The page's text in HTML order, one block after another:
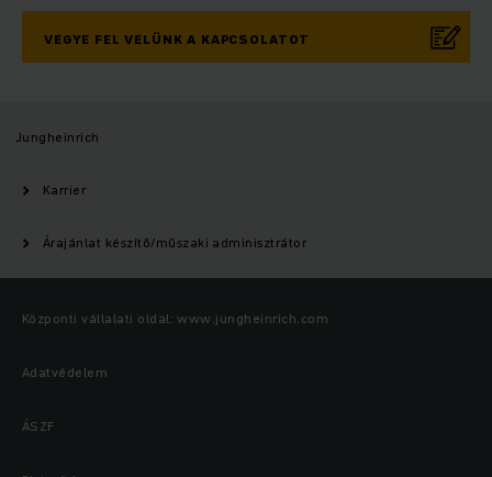
VEGYE FEL VELÜNK A KAPCSOLATOT
Jungheinrich
Karrier
Árajánlat készítő/műszaki adminisztrátor
Központi vállalati oldal: www.jungheinrich.com
Adatvédelem
ÁSZF